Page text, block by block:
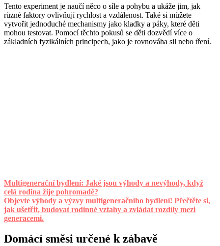
Tento experiment je naučí něco o síle a pohybu a ukáže jim, jak
různé faktory ovlivňují rychlost a vzdálenost. Také si můžete
vytvořit jednoduché mechanismy jako kladky a páky, které děti
mohou testovat. Pomocí těchto pokusů se děti dozvědí více o
základních fyzikálních principech, jako je rovnováha sil nebo tření.
Multigenerační bydlení: Jaké jsou výhody a nevýhody, když
celá rodina žije pohromadě?
Objevte výhody a výzvy multigeneračního bydlení! Přečtěte si,
jak ušetřit, budovat rodinné vztahy a zvládat rozdíly mezi
generacemi.
Domácí směsi určené k zábavě